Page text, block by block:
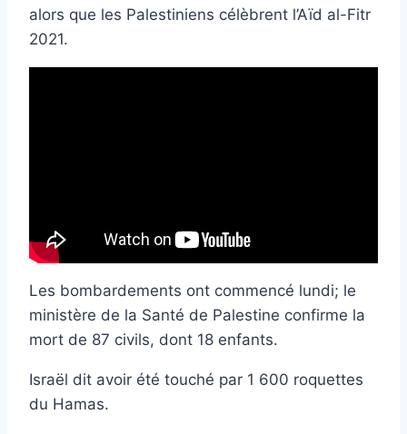
alors que les Palestiniens célèbrent l’Aïd al-Fitr
2021.
Les bombardements ont commencé lundi; le
ministère de la Santé de Palestine confirme la
mort de 87 civils, dont 18 enfants.
Israël dit avoir été touché par 1 600 roquettes
du Hamas.